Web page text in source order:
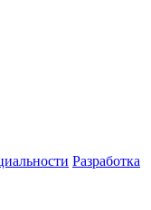
Разработка